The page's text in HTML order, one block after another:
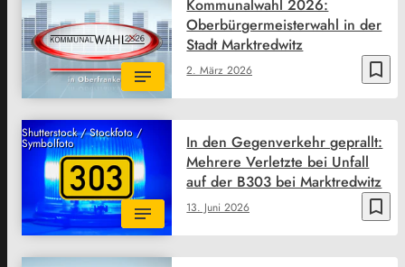
bookmark_border
2. März 2026
Kommunalwahl 2026:
Oberbürgermeisterwahl in der
Stadt Marktredwitz
Shutterstock / Stockfoto /
Symbolfoto
bookmark_border
13. Juni 2026
In den Gegenverkehr geprallt:
Mehrere Verletzte bei Unfall
auf der B303 bei Marktredwitz